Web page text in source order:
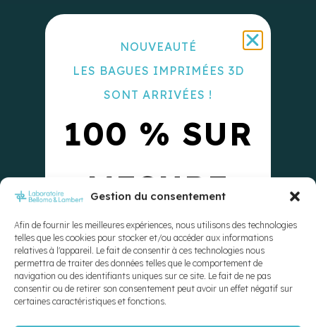
Gestion du consentement
Afin de fournir les meilleures expériences, nous utilisons des technologies
telles que les cookies pour stocker et/ou accéder aux informations
relatives à l'appareil. Le fait de consentir à ces technologies nous
permettra de traiter des données telles que le comportement de
navigation ou des identifiants uniques sur ce site. Le fait de ne pas
consentir ou de retirer son consentement peut avoir un effet négatif sur
certaines caractéristiques et fonctions.
NOUVEAUTÉ
LES BAGUES IMPRIMÉES 3D
SONT ARRIVÉES !
100 % SUR
MESURE
10X PLUS
SOLIDES